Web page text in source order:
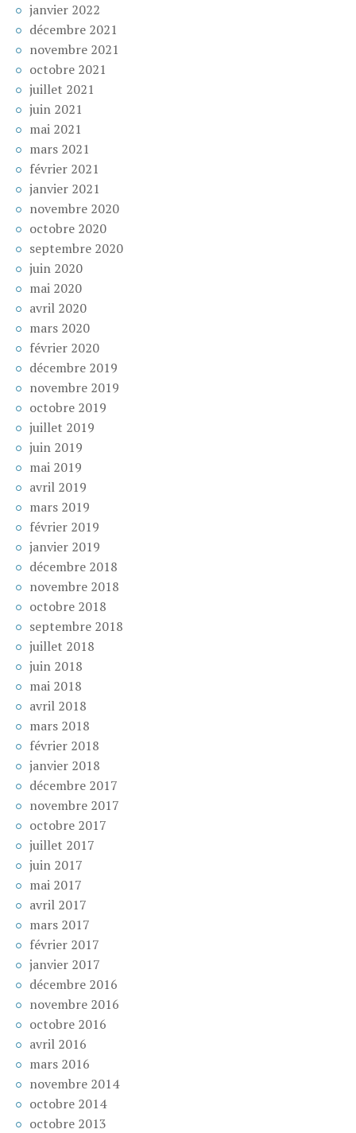
janvier 2022
décembre 2021
novembre 2021
octobre 2021
juillet 2021
juin 2021
mai 2021
mars 2021
février 2021
janvier 2021
novembre 2020
octobre 2020
septembre 2020
juin 2020
mai 2020
avril 2020
mars 2020
février 2020
décembre 2019
novembre 2019
octobre 2019
juillet 2019
juin 2019
mai 2019
avril 2019
mars 2019
février 2019
janvier 2019
décembre 2018
novembre 2018
octobre 2018
septembre 2018
juillet 2018
juin 2018
mai 2018
avril 2018
mars 2018
février 2018
janvier 2018
décembre 2017
novembre 2017
octobre 2017
juillet 2017
juin 2017
mai 2017
avril 2017
mars 2017
février 2017
janvier 2017
décembre 2016
novembre 2016
octobre 2016
avril 2016
mars 2016
novembre 2014
octobre 2014
octobre 2013